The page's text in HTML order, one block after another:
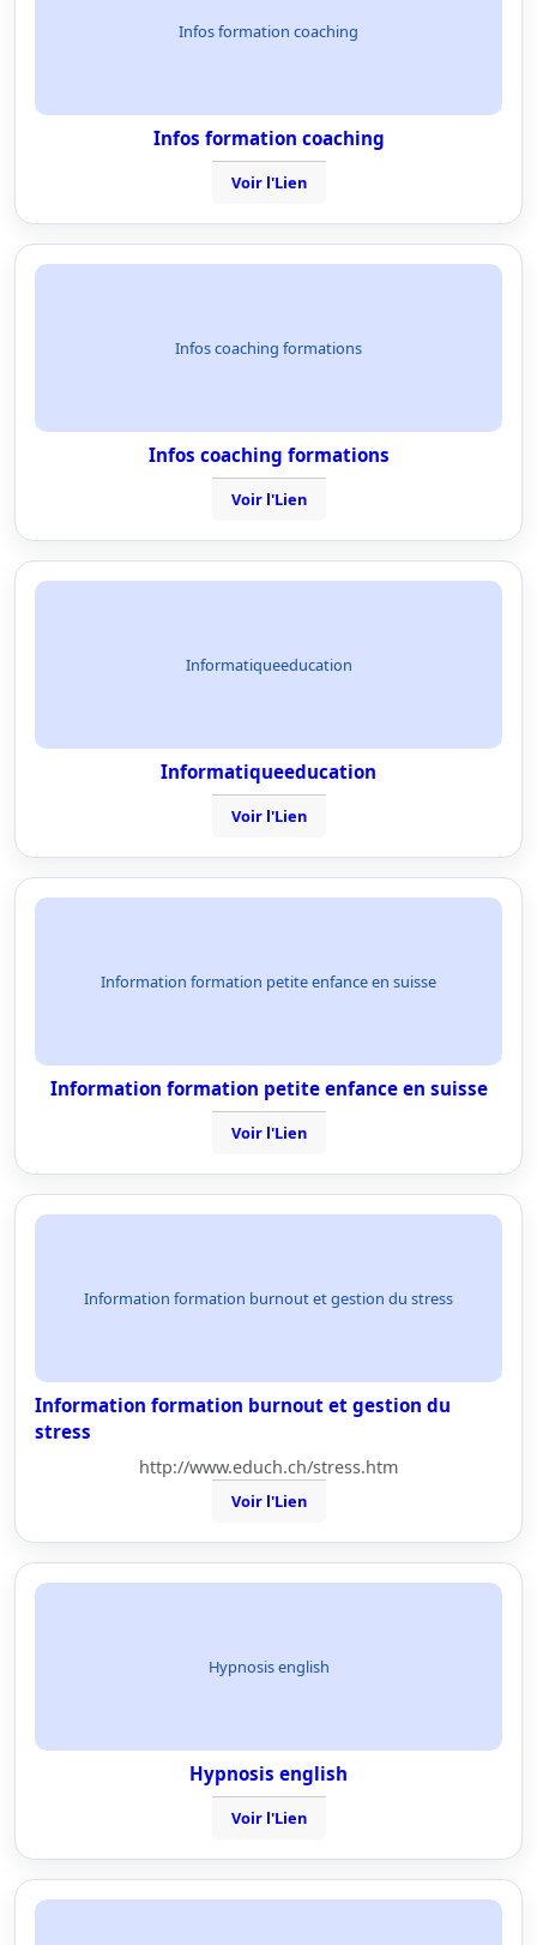
Infos formation coaching
Infos formation coaching
Voir l'Lien
Infos coaching formations
Infos coaching formations
Voir l'Lien
Informatiqueeducation
Informatiqueeducation
Voir l'Lien
Information formation petite enfance en suisse
Information formation petite enfance en suisse
Voir l'Lien
Information formation burnout et gestion du stress
Information formation burnout et gestion du
stress
http://www.educh.ch/stress.htm
Voir l'Lien
Hypnosis english
Hypnosis english
Voir l'Lien